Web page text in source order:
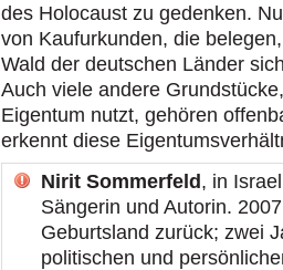
des Holocaust zu gedenken.
von Kaufurkunden, die
Wald der deutschen Länder
Auch viele andere
Eigentum nutzt, gehören
erkennt diese
Nirit Sommerfeld , in
Sängerin und Autorin.
Geburtsland zurück; zwei
politischen und